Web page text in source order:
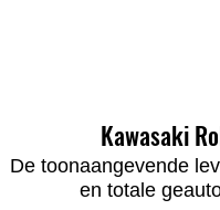
Kawasaki
De toonaangevende
en totale